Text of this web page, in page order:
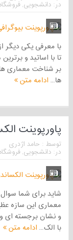
در: دانشجویی,
با معرفی یکی دیگر
تا با اساتید و
بر شناخت معماری
ها... ادامه متن
پاورپوینت
توسط : حامد اژدری
در: دانشجویی,
شاید برای شما
معماری این سازه
و نشان برجسته ای
با الک... ادامه متن